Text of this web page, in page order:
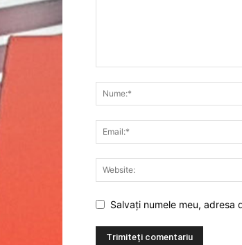
Salvați numele meu,